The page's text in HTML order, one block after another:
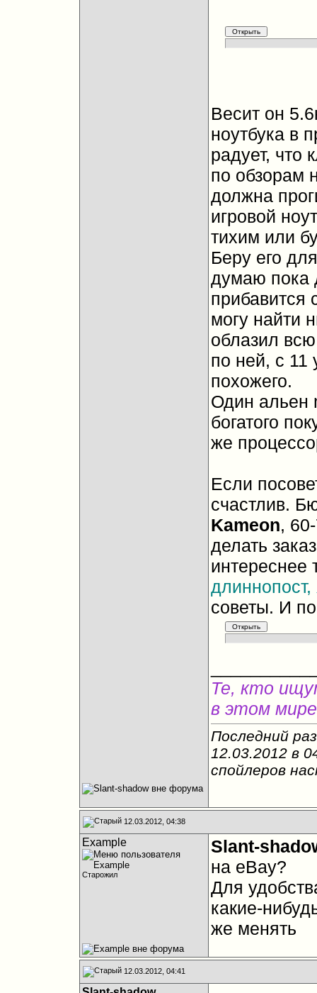
Весит он
ноутбука в
радует, что
по обзорам
должна
игровой
тихим или
Беру его
думаю пока
прибавится
могу найти
облазил
по ней, с 11
похожего.
Один альен
богатого
же
Если
счастлив.
Kameon,
делать
интереснее
советы. И
Те, кто
в этом мире
Последний
12.03.2012 в
спойлеров
12.03.2012, 04:38
Example
Старожил
Slant-
на eBay?
Для
какие-
же менять
12.03.2012, 04:41